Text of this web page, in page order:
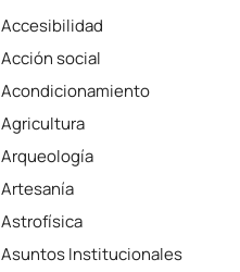
Accesibilidad
Acción social
Acondicionamiento
Agricultura
Arqueología
Artesanía
Astrofísica
Asuntos Institucionales